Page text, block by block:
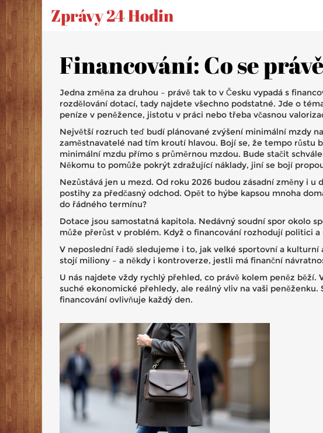
Zprávy 24 Hodin
Financování: Co se
Jedna změna za druhou – právě tak to v Česku vypadá s
rozdělování dotací, tady najdete všechno podstatné. Jde o
peníze v peněžence, jistotu v práci nebo třeba včasnou
Největší rozruch teď budí plánované zvýšení minimální mzdy
zaměstnavatelé nad tím kroutí hlavou. Bojí se, že tempo
minimální mzdu přímo s průměrnou mzdou. Bude stačit
Někomu to pomůže pokrýt zdražující náklady, jiní se bojí
Nezůstává jen u mezd. Od roku 2026 budou zásadní změny i
postihy za předčasný odchod. Opět to hýbe kapsou mnoha
do řádného termínu?
Dotace jsou samostatná kapitola. Nedávný soudní spor okolo
může přerůst v problém. Když o financování rozhodují politici
V neposlední řadě sledujeme i to, jak velké sportovní a
stojí miliony – a někdy i kontroverze, jestli má finanční
U nás najdete vždy rychlý přehled, co právě kolem peněz
suché ekonomické přehledy, ale reálný vliv na vaši
financování ovlivňuje každý den.